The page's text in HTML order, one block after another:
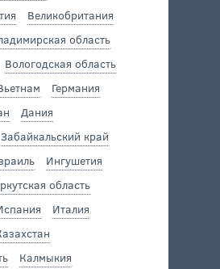
Великобритания
область
Вологодская область
Германия
Дания
Забайкальский край
Ингушетия
область
Италия
Калмыкия